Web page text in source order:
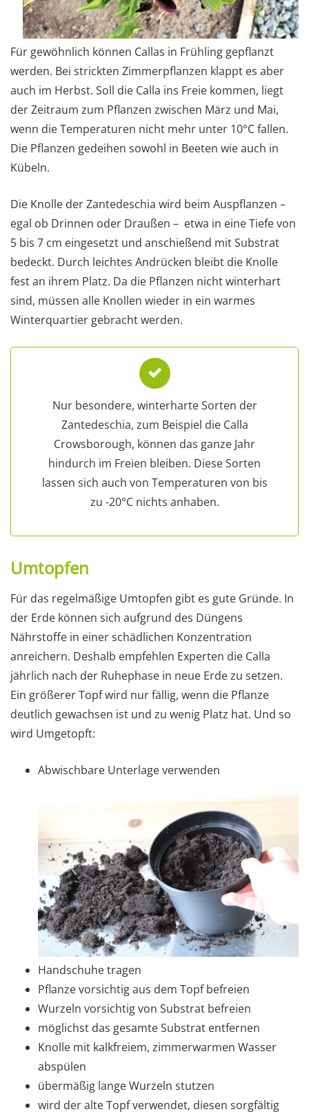
Für gewöhnlich können Callas in Frühling gepflanzt
werden. Bei strickten Zimmerpflanzen klappt es aber
auch im Herbst. Soll die Calla ins Freie kommen, liegt
der Zeitraum zum Pflanzen zwischen März und Mai,
wenn die Temperaturen nicht mehr unter 10°C fallen.
Die Pflanzen gedeihen sowohl in Beeten wie auch in
Kübeln.
Die Knolle der Zantedeschia wird beim Auspflanzen –
egal ob Drinnen oder Draußen – etwa in eine Tiefe von
5 bis 7 cm eingesetzt und anschießend mit Substrat
bedeckt. Durch leichtes Andrücken bleibt die Knolle
fest an ihrem Platz. Da die Pflanzen nicht winterhart
sind, müssen alle Knollen wieder in ein warmes
Winterquartier gebracht werden.
Nur besondere, winterharte Sorten der
Zantedeschia, zum Beispiel die Calla
Crowsborough, können das ganze Jahr
hindurch im Freien bleiben. Diese Sorten
lassen sich auch von Temperaturen von bis
zu -20°C nichts anhaben.
Umtopfen
Für das regelmäßige Umtopfen gibt es gute Gründe. In
der Erde können sich aufgrund des Düngens
Nährstoffe in einer schädlichen Konzentration
anreichern. Deshalb empfehlen Experten die Calla
jährlich nach der Ruhephase in neue Erde zu setzen.
Ein größerer Topf wird nur fällig, wenn die Pflanze
deutlich gewachsen ist und zu wenig Platz hat. Und so
wird Umgetopft:
Abwischbare Unterlage verwenden
Handschuhe tragen
Pflanze vorsichtig aus dem Topf befreien
Wurzeln vorsichtig von Substrat befreien
möglichst das gesamte Substrat entfernen
Knolle mit kalkfreiem, zimmerwarmen Wasser
abspülen
übermäßig lange Wurzeln stutzen
wird der alte Topf verwendet, diesen sorgfältig